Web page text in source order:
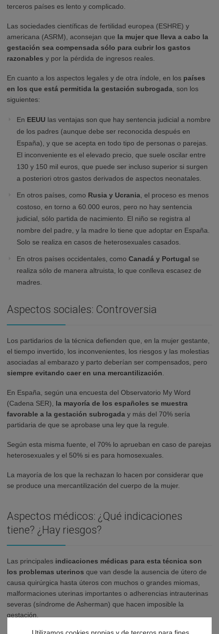
terceros países es lento y complicado.
Las sociedades científicas de fertilidad europea (ESHRE) y
americana (ASRM), aconsejan que la mujer que lleva a cabo la
gestación sea compensada sólo para cubrir los gastos
razonables y por la pérdida de ingresos reales.
En cuanto a los aspectos legales y de otra índole, en los países
en los que está permitida la gestación subrogada , son los
siguientes:
En EEUU las ventajas son que hay sentencia judicial a nombre
de los padres (aunque debe ser reconocida después en
España), y que se acepta en todo tipo de personas o parejas.
El inconveniente es el elevado precio, que suele oscilar entre
130 y 150 mil euros, que puede ser incluso superior si surgen
a posteriori otros gastos derivados de aspectos neonatales.
En otros países, como Rusia y Ucrania , el proceso es menos
costoso, en torno a 60.000 euros, pero no hay sentencia
judicial, sólo partida de nacimiento. El niño se registra al
nombre del padre, y la madre lo tiene que adoptar en España.
Solo se realiza en casos de heterosexuales casados.
En otros países occidentales, como Canadá y Portugal se
realiza sólo de manera altruista, lo que conlleva escasez de
madres.
Aspectos sociales: Controversia
Los partidarios de la técnica defienden que, en la mujer gestante,
el tiempo invertido, los inconvenientes, los riesgos y las molestias
asociadas al embarazo y parto deberían ser compensados, pero
siempre evitando caer en una mercantilización
En España, según una encuesta del Observatorio My Word
(Cadena SER), la mayoría de los españoles se muestra
favorable a la gestación subrogada y más del 70% sería
partidaria de que se aprobase una ley que la regule.
Según esta misma fuente, el 70% lo aprueban en caso de parejas
heterosexuales y el 50% si es para homosexuales.
La mayoría de los que la rechazan lo hacen por considerar que
se produce una mercantilización del cuerpo de la mujer.
Aspectos médicos: ¿Qué indicaciones
tiene? ¿Hay riesgos?
Las principales indicaciones médicas para esta técnica son
los problemas uterinos que van desde la ausencia de útero de
causa quirúrgica hasta úteros con muchos o grandes miomas,
malformaciones uterinas importantes o adherencias intrauterinas
severas (síndrome de Asherman) que hacen imposible la
gestación.